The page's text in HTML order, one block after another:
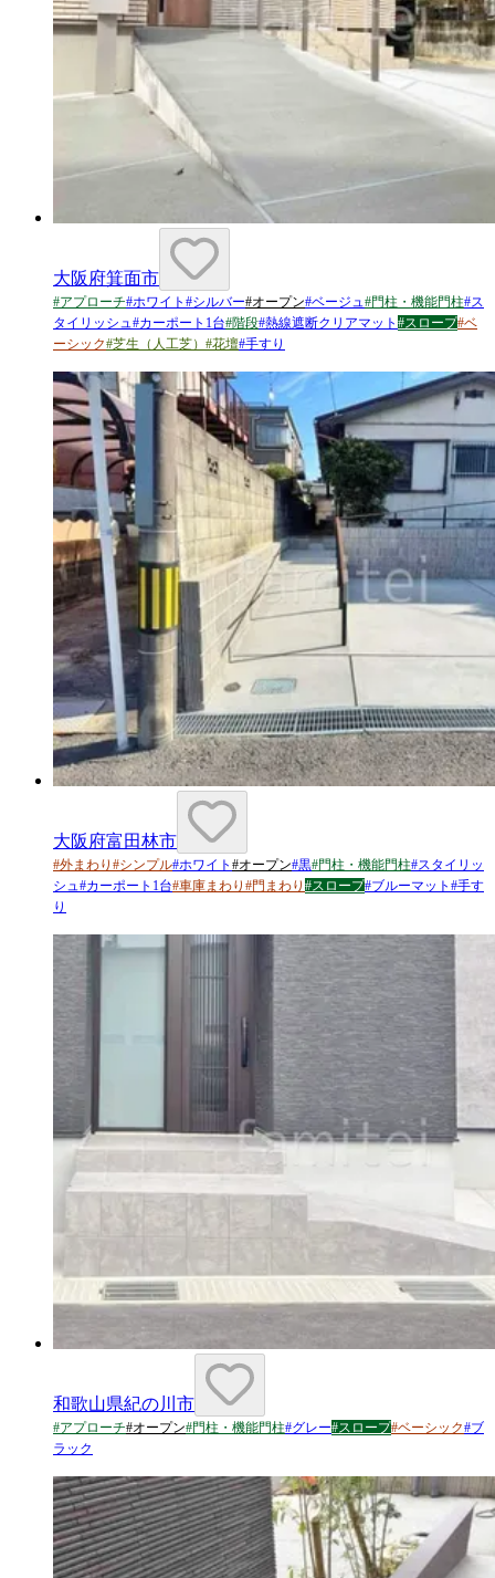
大阪府箕面市
#アプローチ#ホワイト #シルバー#オープン#ベージュ#門柱・機能門柱#ス
タイリッシュ#カーポート1台#階段#熱線遮断クリアマット #スロープ#ベ
ーシック#芝生（人工芝） #花壇#手すり
大阪府富田林市
#外まわり #シンプル#ホワイト #オープン#黒#門柱・機能門柱#スタイリッ
シュ#カーポート1台#車庫まわり #門まわり #スロープ#ブルーマット #手す
り
和歌山県紀の川市
#アプローチ#オープン#門柱・機能門柱#グレー#スロープ#ベーシック#ブ
ラック